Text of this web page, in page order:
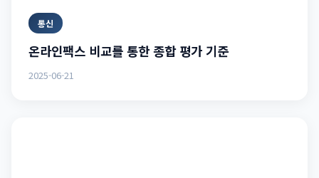
통신
온라인팩스 비교를 통한 종합 평가 기준
2025-06-21